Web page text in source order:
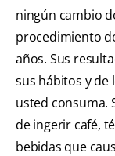
ningún cambio
procedimiento
años. Sus
sus hábitos y de
usted consuma.
de ingerir café,
bebidas que